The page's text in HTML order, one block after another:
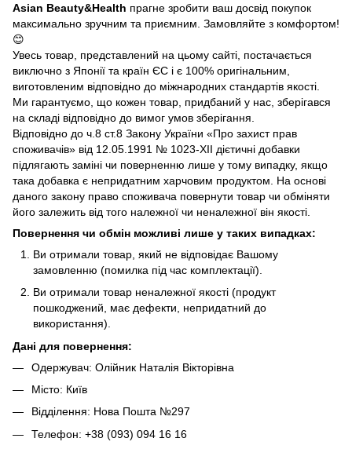
Asian Beauty&Health прагне зробити ваш досвід покупок
максимально зручним та приємним. Замовляйте з комфортом!
😊
Увесь товар, представлений на цьому сайті, постачається
виключно з Японії та країн ЄС і є 100% оригінальним,
виготовленим відповідно до міжнародних стандартів якості.
Ми гарантуємо, що кожен товар, придбаний у нас, зберігався
на складі відповідно до вимог умов зберігання.
Відповідно до ч.8 ст.8 Закону України «Про захист прав
споживачів» від 12.05.1991 № 1023-ХІІ дієтичні добавки
підлягають заміні чи поверненню лише у тому випадку, якщо
така добавка є непридатним харчовим продуктом. На основі
даного закону право споживача повернути товар чи обміняти
його залежить від того належної чи неналежної він якості.
Повернення чи обмін можливі лише у таких випадках:
Ви отримали товар, який не відповідає Вашому
замовленню (помилка під час комплектації).
Ви отримали товар неналежної якості (продукт
пошкоджений, має дефекти, непридатний до
використання).
Дані для повернення:
Одержувач: Олійник Наталія Вікторівна
Місто: Київ
Відділення: Нова Пошта №297
Телефон: +38 (093) 094 16 16